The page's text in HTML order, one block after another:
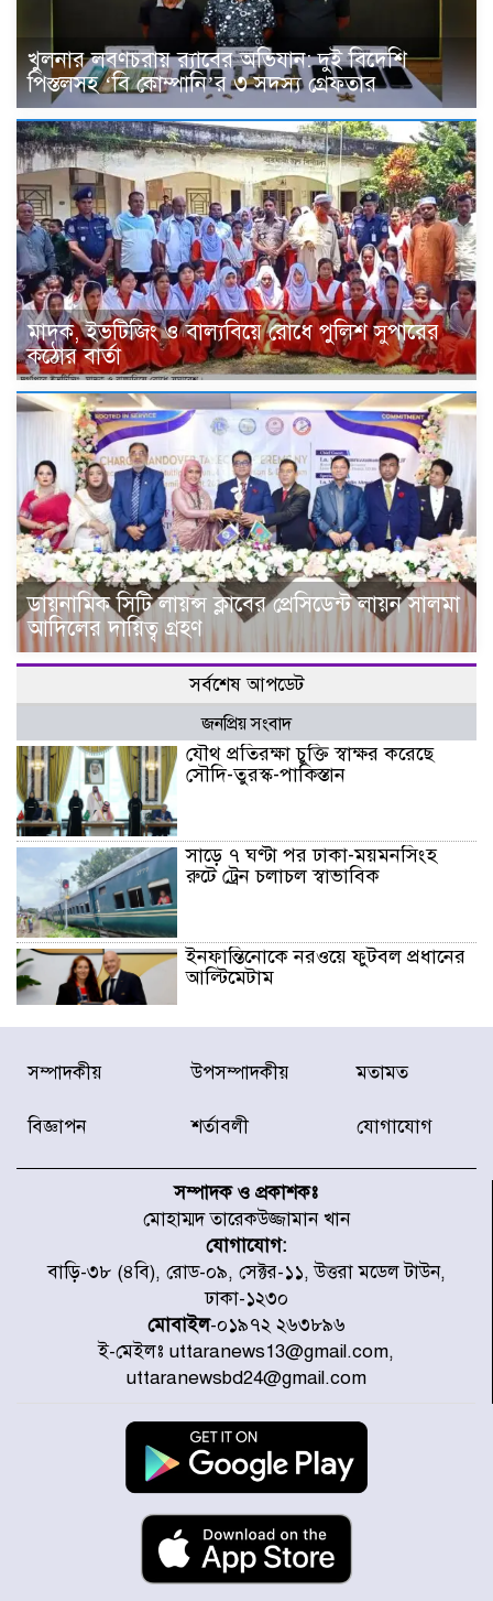
খুলনার লবণচরায় র‍্যাবের অভিযান: দুই বিদেশি
পিস্তলসহ ‘বি কোম্পানি’র ৩ সদস্য গ্রেফতার
মাদক, ইভটিজিং ও বাল্যবিয়ে রোধে পুলিশ সুপারের
কঠোর বার্তা
ডায়নামিক সিটি লায়ন্স ক্লাবের প্রেসিডেন্ট লায়ন সালমা
আদিলের দায়িত্ব গ্রহণ
সর্বশেষ আপডেট
জনপ্রিয় সংবাদ
যৌথ প্রতিরক্ষা চুক্তি স্বাক্ষর করেছে
সৌদি-তুরস্ক-পাকিস্তান
সাড়ে ৭ ঘণ্টা পর ঢাকা-ময়মনসিংহ
রুটে ট্রেন চলাচল স্বাভাবিক
ইনফান্তিনোকে নরওয়ে ফুটবল প্রধানের
আল্টিমেটাম
দেশে ভারি বৃষ্টির সতর্কবার্তা, ১০
জেলায় বন্যার পূর্বাভাস
স্থাপনের উদ্যোগ চান মিয়া ব্যাপারীর
৭ জেলায় ঝোড়ো হাওয়াসহ বজ্রবৃষ্টির
শঙ্কা
বগুড়া ও সিলেটে সড়ক দুর্ঘটনায় নিহত
১৫
জুলাইয়ে দেশজুড়ে ৪৫৮টি সড়ক
দুর্ঘটনায় ৪১৬ জন নিহত হয়েছেন
হারিয়ে যাওয়া শিশুকে পরিবারের কাছে
ফিরিয়ে প্রশংসায় ভাসছেন খিলক্ষেত
সম্পাদকীয় উপসম্পাদকীয় মতামত
বিজ্ঞাপন শর্তাবলী যোগাযোগ
সম্পাদক ও প্রকাশকঃ
মোহাম্মদ তারেকউজ্জামান খান
যোগাযোগ:
বাড়ি-৩৮ (৪বি), রোড-০৯, সেক্টর-১১, উত্তরা মডেল টাউন,
ঢাকা-১২৩০
মোবাইল-০১৯৭২ ২৬৩৮৯৬
ই-মেইলঃ uttaranews13@gmail.com,
uttaranewsbd24@gmail.com